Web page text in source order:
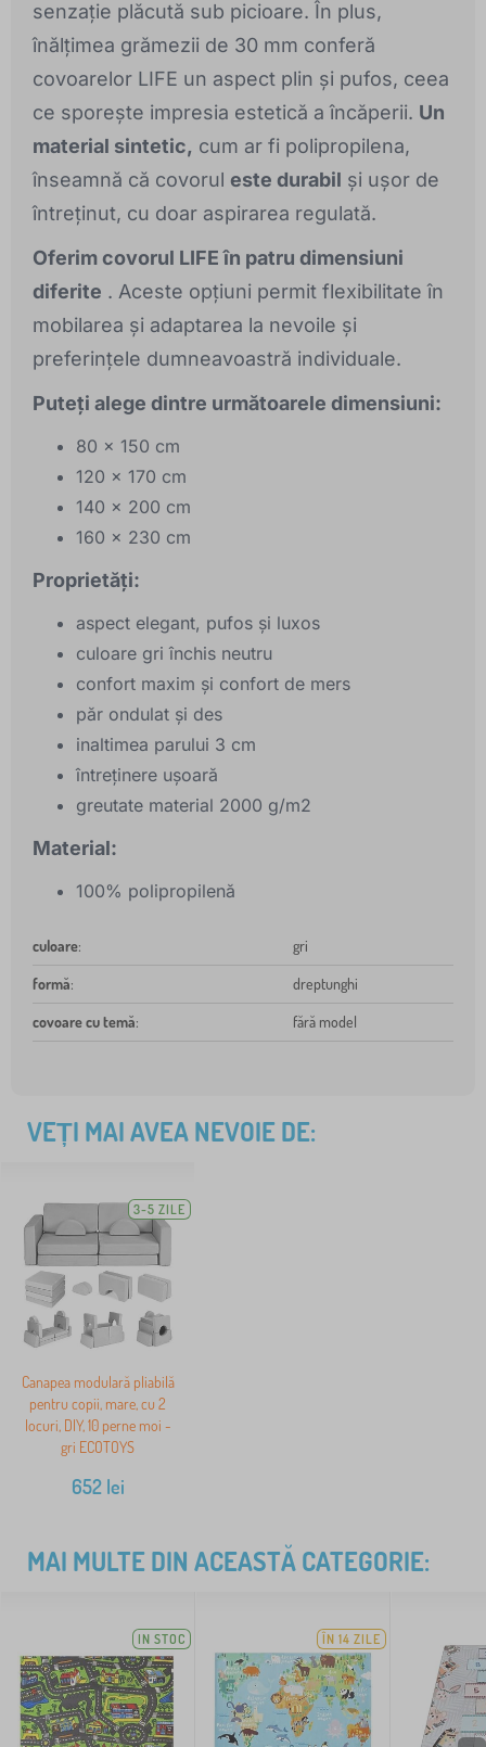
senzație plăcută sub picioare. În plus,
înălțimea grămezii de 30 mm conferă
covoarelor LIFE un aspect plin și pufos, ceea
ce sporește impresia estetică a încăperii. Un
material sintetic, cum ar fi polipropilena,
înseamnă că covorul este durabil și ușor de
întreținut, cu doar aspirarea regulată.
Oferim covorul LIFE în patru dimensiuni
diferite . Aceste opțiuni permit flexibilitate în
mobilarea și adaptarea la nevoile și
preferințele dumneavoastră individuale.
Puteți alege dintre următoarele dimensiuni:
80 x 150 cm
120 x 170 cm
140 x 200 cm
160 x 230 cm
Proprietăți:
aspect elegant, pufos și luxos
culoare gri închis neutru
confort maxim și confort de mers
păr ondulat și des
inaltimea parului 3 cm
întreținere ușoară
greutate material 2000 g/m2
Material:
100% polipropilenă
culoare: gri
formă: dreptunghi
covoare cu temă: fără model
VEȚI MAI AVEA NEVOIE DE:
3-5 ZILE
Canapea modulară pliabilă
pentru copii, mare, cu 2
locuri, DIY, 10 perne moi -
gri ECOTOYS
652lei
MAI MULTE DIN ACEASTĂ CATEGORIE:
IN STOC ÎN 14 ZILE